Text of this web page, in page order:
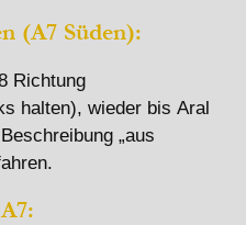
(A7 Süden):
Richtung
halten), wieder bis Aral
„aus